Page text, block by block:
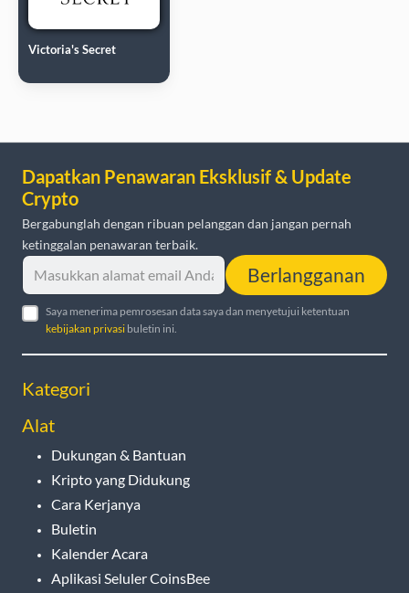
Victoria's Secret
Dapatkan Penawaran Eksklusif & Update
Crypto
Bergabunglah dengan ribuan pelanggan dan jangan pernah
ketinggalan penawaran terbaik.
Berlangganan
Saya menerima pemrosesan data saya dan menyetujui ketentuan
kebijakan privasi buletin ini.
Kategori
Alat
Dukungan & Bantuan
Kripto yang Didukung
Cara Kerjanya
Buletin
Kalender Acara
Aplikasi Seluler CoinsBee